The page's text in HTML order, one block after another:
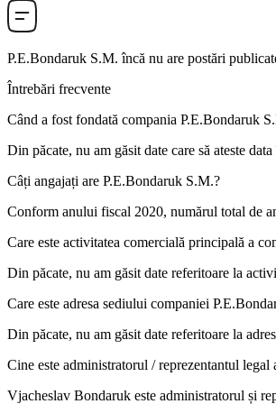
P.E.Bondaruk S.M. încă nu are postări
Întrebări frecvente
Când a fost fondată compania P.E.Bondaruk
Din păcate, nu am găsit date care să ateste
Câți angajați are P.E.Bondaruk S.M.?
Conform anului fiscal 2020, numărul total de
Care este activitatea comercială principală a
Din păcate, nu am găsit date referitoare la
Care este adresa sediului companiei
Din păcate, nu am găsit date referitoare la
Cine este administratorul / reprezentantul legal
Vjacheslav Bondaruk este administratorul și